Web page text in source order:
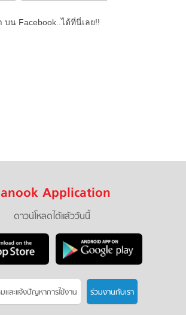
บน Facebook..ได้ที่นี่เลย!!
Application
ดาวน์โหลดได้แล้ววันนี้
เเละแจ้งปัญหาการใช้งาน ร่วมงานกับเรา